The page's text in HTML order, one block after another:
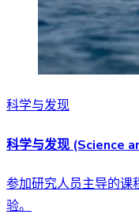
科学与发现
科学与发现 (Science
参加研究人员主导的课
验。